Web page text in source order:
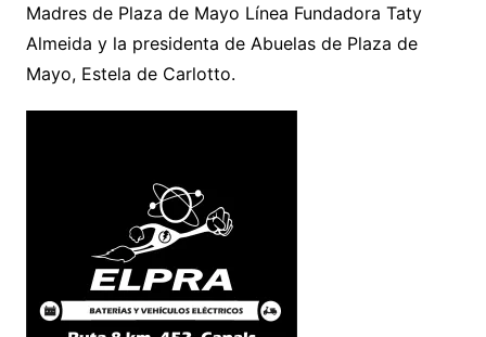
Madres de Plaza de Mayo Línea Fundadora Taty
Almeida y la presidenta de Abuelas de Plaza de
Mayo, Estela de Carlotto.